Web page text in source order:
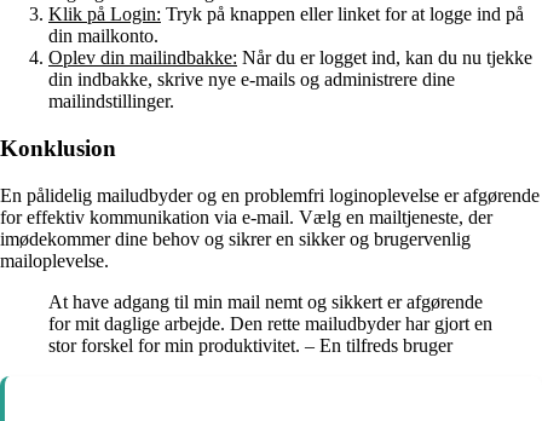
Klik på Login: Tryk på knappen eller linket for at logge ind på
din mailkonto.
Oplev din mailindbakke: Når du er logget ind, kan du nu tjekke
din indbakke, skrive nye e-mails og administrere dine
mailindstillinger.
Konklusion
En pålidelig mailudbyder og en problemfri loginoplevelse er afgørende
for effektiv kommunikation via e-mail. Vælg en mailtjeneste, der
imødekommer dine behov og sikrer en sikker og brugervenlig
mailoplevelse.
At have adgang til min mail nemt og sikkert er afgørende
for mit daglige arbejde. Den rette mailudbyder har gjort en
stor forskel for min produktivitet. – En tilfreds bruger